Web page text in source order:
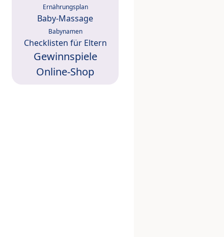
Ernährungsplan
Baby-Massage
Babynamen
Checklisten für Eltern
Gewinnspiele
Online-Shop